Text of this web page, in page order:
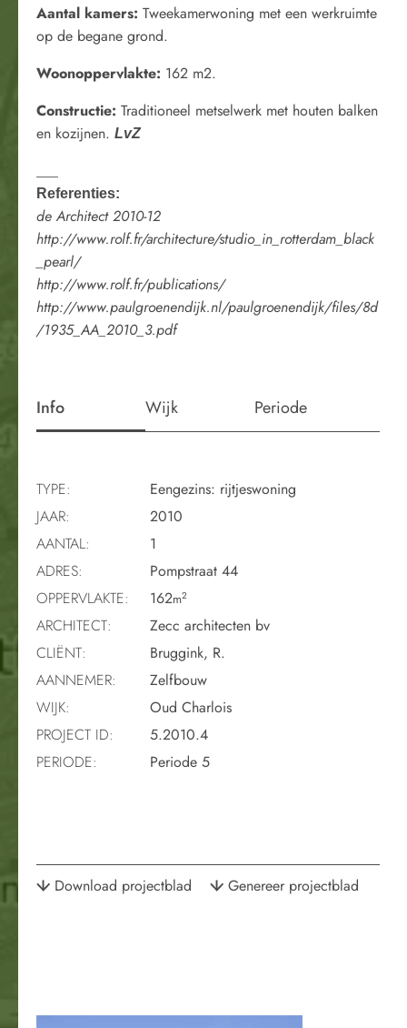
Aantal kamers: Tweekamerwoning met een werkruimte
op de begane grond.
Woonoppervlakte: 162 m2.
Constructie: Traditioneel metselwerk met houten balken
en kozijnen. LvZ
Referenties:
de Architect 2010-12
http://www.rolf.fr/architecture/studio_in_rotterdam_black
_pearl/
http://www.rolf.fr/publications/
http://www.paulgroenendijk.nl/paulgroenendijk/files/8d
/1935_AA_2010_3.pdf
Info Wijk Periode
TYPE:
Eengezins: rijtjeswoning
JAAR:
2010
AANTAL:
1
ADRES:
Pompstraat 44
OPPERVLAKTE:
162m2
ARCHITECT:
Zecc architecten bv
CLIËNT:
Bruggink, R.
AANNEMER:
Zelfbouw
WIJK:
Oud Charlois
PROJECT ID:
5.2010.4
PERIODE:
Periode 5
Download projectblad Genereer projectblad